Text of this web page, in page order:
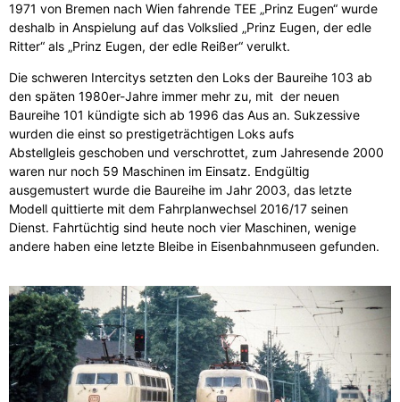
1971 von Bremen nach Wien fahrende TEE „Prinz Eugen“ wurde
deshalb in Anspielung auf das Volkslied „Prinz Eugen, der edle
Ritter“ als „Prinz Eugen, der edle Reißer“ verulkt.
Die schweren Intercitys setzten den Loks der Baureihe 103 ab
den späten 1980er-Jahre immer mehr zu, mit der neuen
Baureihe 101 kündigte sich ab 1996 das Aus an. Sukzessive
wurden die einst so prestigeträchtigen Loks aufs
Abstellgleis geschoben und verschrottet, zum Jahresende 2000
waren nur noch 59 Maschinen im Einsatz. Endgültig
ausgemustert wurde die Baureihe im Jahr 2003, das letzte
Modell quittierte mit dem Fahrplanwechsel 2016/17 seinen
Dienst. Fahrtüchtig sind heute noch vier Maschinen, wenige
andere haben eine letzte Bleibe in Eisenbahnmuseen gefunden.